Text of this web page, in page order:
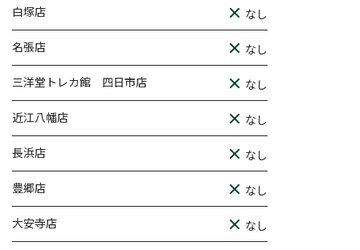
白塚店 なし
名張店 なし
三洋堂トレカ館 四日市店 なし
近江八幡店 なし
長浜店 なし
豊郷店 なし
大安寺店 なし